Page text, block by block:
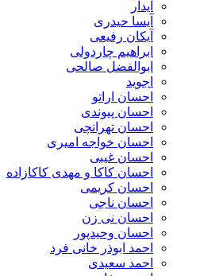
آیدار
آیسا حیدری
آیکان رفیعی
ابراهیم چاردولی
ابوالفضل صالحی
اجوید
احسان اراتو
احسان پیوندی
احسان تهرانچی
احسان خواجه امیری
احسان غیبی
احسان کاکا و مهدی کاکازاده
احسان کریمی
احسان ناجی
احسان نی زن
احسان وحیدپور
احمد ابوذر خانی فرد
احمد سعیدی